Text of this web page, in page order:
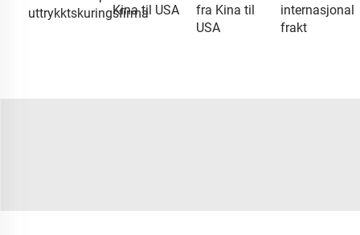
uttrykktskuringsfirma
Kina til USA
fra Kina til
USA
internasjonal
frakt